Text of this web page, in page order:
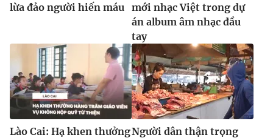
lừa đảo người hiến máu
mới nhạc Việt trong dự
án album âm nhạc đầu
tay
Lào Cai: Hạ khen thưởngNgười dân thận trọng